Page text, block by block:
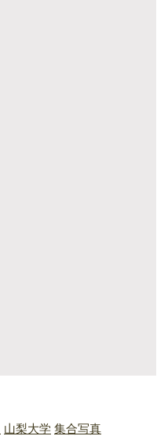
山梨大学 集合写真